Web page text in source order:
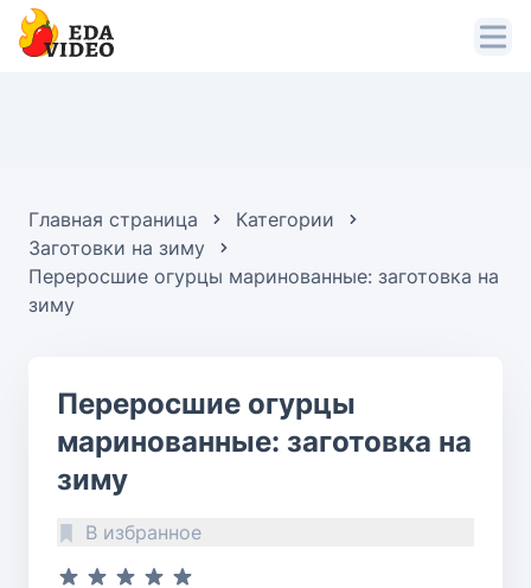
Главная страница
Категории
Заготовки на зиму
Переросшие огурцы маринованные: заготовка на
зиму
Переросшие огурцы
маринованные: заготовка на
зиму
В избранное